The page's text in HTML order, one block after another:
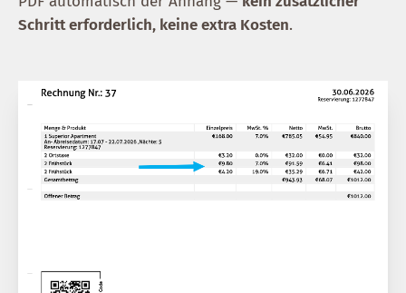
Schritt erforderlich, keine extra Kosten.